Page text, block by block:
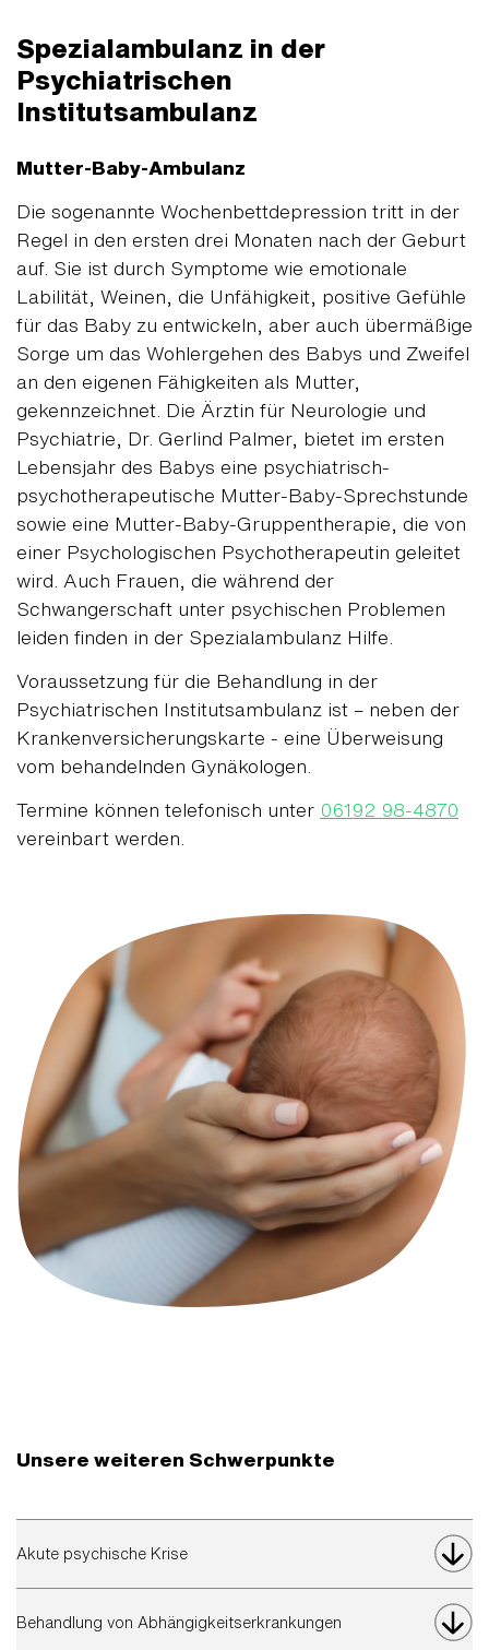
Spezialambulanz in der
Psychiatrischen
Institutsambulanz
Mutter-Baby-Ambulanz
Die sogenannte Wochenbettdepression tritt in der
Regel in den ersten drei Monaten nach der Geburt
auf. Sie ist durch Symptome wie emotionale
Labilität, Weinen, die Unfähigkeit, positive Gefühle
für das Baby zu entwickeln, aber auch übermäßige
Sorge um das Wohlergehen des Babys und Zweifel
an den eigenen Fähigkeiten als Mutter,
gekennzeichnet. Die Ärztin für Neurologie und
Psychiatrie, Dr. Gerlind Palmer, bietet im ersten
Lebensjahr des Babys eine psychiatrisch-
psychotherapeutische Mutter-Baby-Sprechstunde
sowie eine Mutter-Baby-Gruppentherapie, die von
einer Psychologischen Psychotherapeutin geleitet
wird. Auch Frauen, die während der
Schwangerschaft unter psychischen Problemen
leiden finden in der Spezialambulanz Hilfe.
Voraussetzung für die Behandlung in der
Psychiatrischen Institutsambulanz ist – neben der
Krankenversicherungskarte - eine Überweisung
vom behandelnden Gynäkologen.
Termine können telefonisch unter 06192 98-4870
vereinbart werden.
Unsere weiteren Schwerpunkte
Akute psychische Krise
Behandlung von Abhängigkeitserkrankungen